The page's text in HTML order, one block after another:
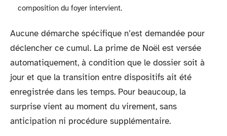
composition du foyer intervient.
Aucune démarche spécifique n’est demandée pour
déclencher ce cumul. La prime de Noël est versée
automatiquement, à condition que le dossier soit à
jour et que la transition entre dispositifs ait été
enregistrée dans les temps. Pour beaucoup, la
surprise vient au moment du virement, sans
anticipation ni procédure supplémentaire.